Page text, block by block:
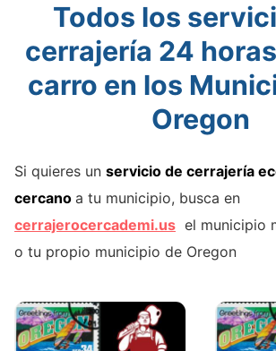
Todos los
cerrajería 24
carro en los
Oregon
Si quieres un servicio de cerrajería
cercano a tu municipio, busca en
cerrajerocercademi.us el municipio
o tu propio municipio de Oregon